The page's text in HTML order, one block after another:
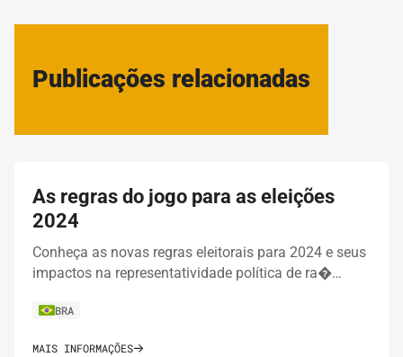
Publicações relacionadas
As regras do jogo para as eleições
2024
Conheça as novas regras eleitorais para 2024 e seus
impactos na representatividade política de ra�…
BRA
MAIS INFORMAÇÕES